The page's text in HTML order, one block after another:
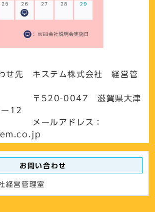
先 キステム株式会社 経営管
0047 滋賀県大津
12
アドレス：
お問い合わせ
経営管理室